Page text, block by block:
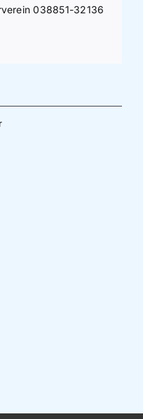
038851-32136